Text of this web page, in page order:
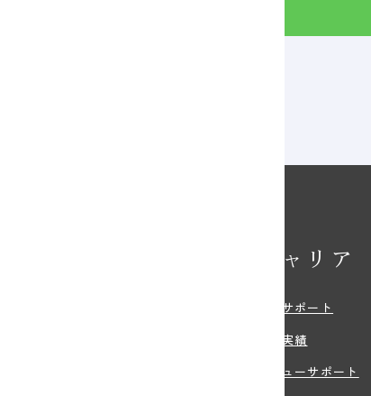
キャリア
就職サポート
就職実績
デビューサポート